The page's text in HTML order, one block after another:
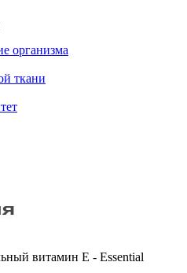
организма
ткани
витамин Е - Essential